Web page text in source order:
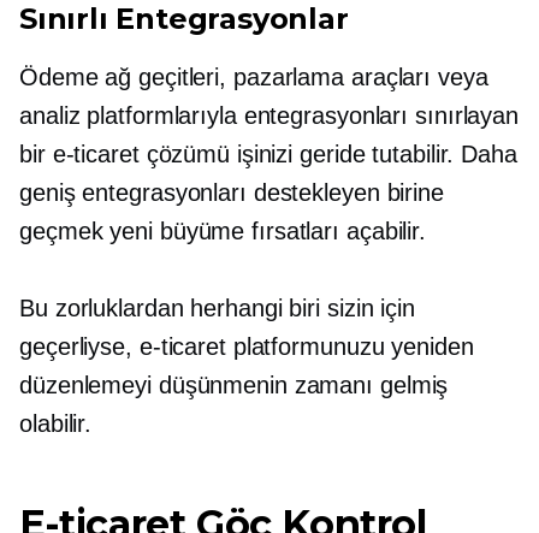
Sınırlı Entegrasyonlar
Ödeme ağ geçitleri, pazarlama araçları veya
analiz platformlarıyla entegrasyonları sınırlayan
bir e-ticaret çözümü işinizi geride tutabilir. Daha
geniş entegrasyonları destekleyen birine
geçmek yeni büyüme fırsatları açabilir.
Bu zorluklardan herhangi biri sizin için
geçerliyse, e-ticaret platformunuzu yeniden
düzenlemeyi düşünmenin zamanı gelmiş
olabilir.